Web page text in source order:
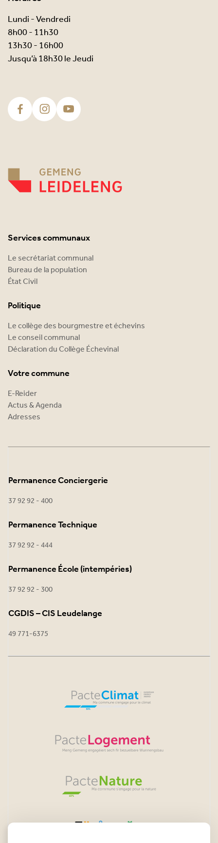
Lundi - Vendredi
8h00 - 11h30
13h30 - 16h00
Jusqu’à 18h30 le Jeudi
Services communaux
Le secrétariat communal
Bureau de la population
État Civil
Politique
Le collège des bourgmestre et échevins
Le conseil communal
Déclaration du Collège Échevinal
Votre commune
E-Reider
Actus & Agenda
Adresses
Permanence Conciergerie
37 92 92 - 400
Permanence Technique
37 92 92 - 444
Permanence École (intempéries)
37 92 92 - 300
CGDIS – CIS Leudelange
49 771-6375